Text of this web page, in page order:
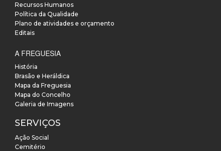
Recursos Humanos
Política da Qualidade
Plano de atividades e orçamento
Editais
A FREGUESIA
História
Brasão e Heráldica
Mapa da Freguesia
Mapa do Concelho
Galeria de Imagens
SERVIÇOS
Ação Social
Cemitério